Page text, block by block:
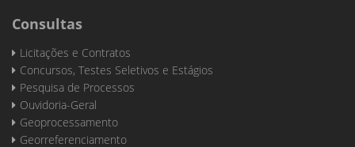
Consultas
Licitações e Contratos
Concursos, Testes Seletivos e Estágios
Pesquisa de Processos
Ouvidoria-Geral
Geoprocessamento
Georreferenciamento